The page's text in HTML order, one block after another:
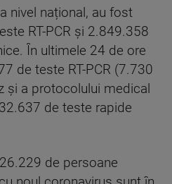
nivel național, au fost
RT-PCR și 2.849.358
În ultimele 24 de ore
de teste RT-PCR (7.730
și a protocolului medical
de teste rapide
de persoane